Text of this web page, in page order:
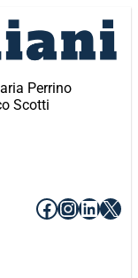
Perrino
Scotti
Facebook
X